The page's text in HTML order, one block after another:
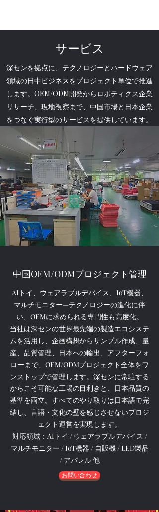
サービス
深センを拠点に、テクノロジーとハードウェア
領域の日中ビジネスをプロジェクト単位で推進
します。OEM/ODM開発からロボティクス企業
リサーチ、現地視察まで、中国市場と日本企業
をつなぐ実行型のサービスを提供しています。
中国OEM/ODMプロジェクト管理
AIトイ、ウェアラブルデバイス、IoT機器、
マルチモニター—テクノロジーの進化に伴
い、OEMに求められる専門性も高度化。
当社は深センの世界最先端の製造エコシステ
ムを活用し、企画構想からサンプル作成、量
産、品質管理、日本への輸出、アフターフォ
ローまで、OEM/ODMプロジェクト全体をワ
ンストップで管理します。深センに常駐する
からこそ可能な工場の目利きと、日本品質の
基準を両立。すべてのやり取りは日本語で完
結し、言語・文化の壁を感じさせないプロジ
ェクト運営を実現します。
対応領域：AIトイ / ウェアラブルデバイス /
マルチモニター / IoT機器 / 自販機 / LED製品
/ アパレル 他
お問い合わせ